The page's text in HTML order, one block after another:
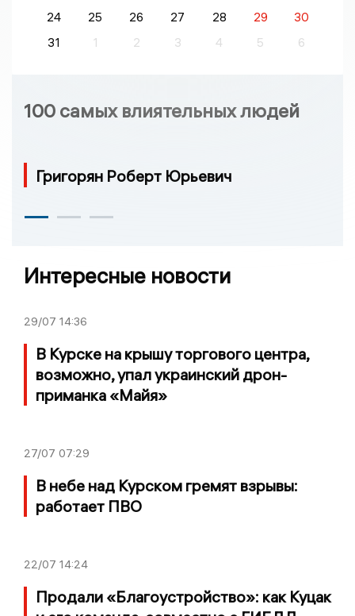
24
25 26 27 28 29
30
31
1 2 3 4 5 6
100 самых влиятельных людей
Григорян Роберт Юрьевич
Интересные новости
29/07 14:36
В Курске на крышу торгового центра,
возможно, упал украинский дрон-
приманка «Майя»
27/07 07:29
В небе над Курском гремят взрывы:
работает ПВО
22/07 14:24
Продали «Благоустройство»: как Куцак